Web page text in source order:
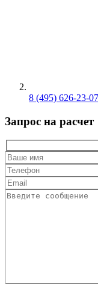
8 (495) 626-23-07
Запрос на расчет